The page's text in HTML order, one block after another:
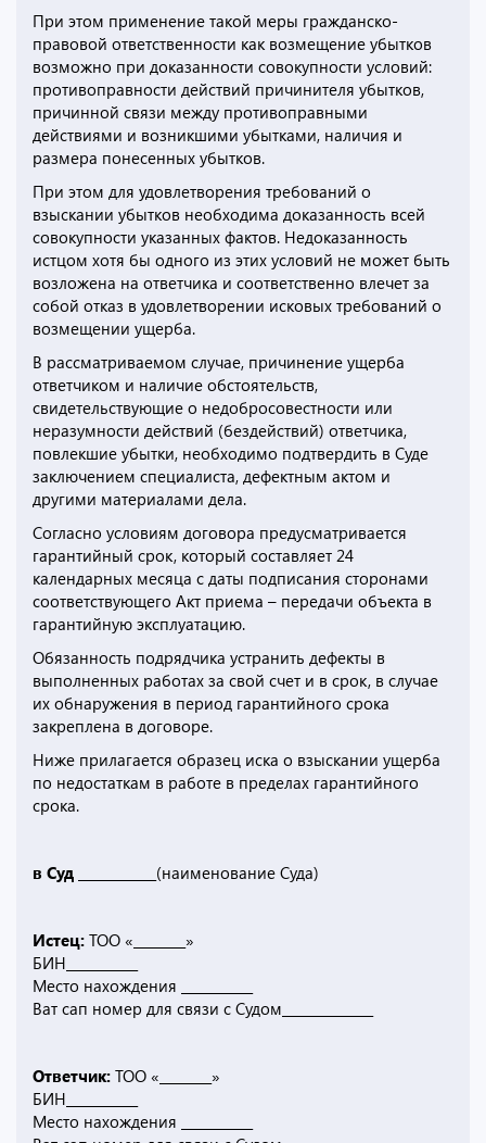
При этом применение такой меры гражданско-
правовой ответственности как возмещение убытков
возможно при доказанности совокупности условий:
противоправности действий причинителя убытков,
причинной связи между противоправными
действиями и возникшими убытками, наличия и
размера понесенных убытков.
При этом для удовлетворения требований о
взыскании убытков необходима доказанность всей
совокупности указанных фактов. Недоказанность
истцом хотя бы одного из этих условий не может быть
возложена на ответчика и соответственно влечет за
собой отказ в удовлетворении исковых требований о
возмещении ущерба.
В рассматриваемом случае, причинение ущерба
ответчиком и наличие обстоятельств,
свидетельствующие о недобросовестности или
неразумности действий (бездействий) ответчика,
повлекшие убытки, необходимо подтвердить в Суде
заключением специалиста, дефектным актом и
другими материалами дела.
Согласно условиям договора предусматривается
гарантийный срок, который составляет 24
календарных месяца с даты подписания сторонами
соответствующего Акт приема – передачи объекта в
гарантийную эксплуатацию.
Обязанность подрядчика устранить дефекты в
выполненных работах за свой счет и в срок, в случае
их обнаружения в период гарантийного срока
закреплена в договоре.
Ниже прилагается образец иска о взыскании ущерба
по недостаткам в работе в пределах гарантийного
срока.
в Суд ____________ (наименование Суда)
Истец: ТОО «________»
БИН___________
Место нахождения ___________
Ват сап номер для связи с Судом______________
Ответчик: ТОО «________»
БИН___________
Место нахождения ___________